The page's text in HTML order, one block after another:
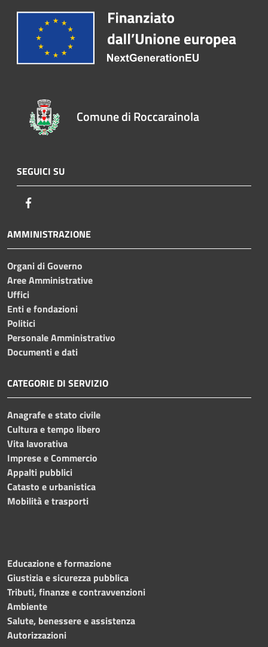
Comune di Roccarainola
SEGUICI SU
AMMINISTRAZIONE
Organi di Governo
Aree Amministrative
Uffici
Enti e fondazioni
Politici
Personale Amministrativo
Documenti e dati
CATEGORIE DI SERVIZIO
Anagrafe e stato civile
Cultura e tempo libero
Vita lavorativa
Imprese e Commercio
Appalti pubblici
Catasto e urbanistica
Mobilità e trasporti
Educazione e formazione
Giustizia e sicurezza pubblica
Tributi, finanze e contravvenzioni
Ambiente
Salute, benessere e assistenza
Autorizzazioni